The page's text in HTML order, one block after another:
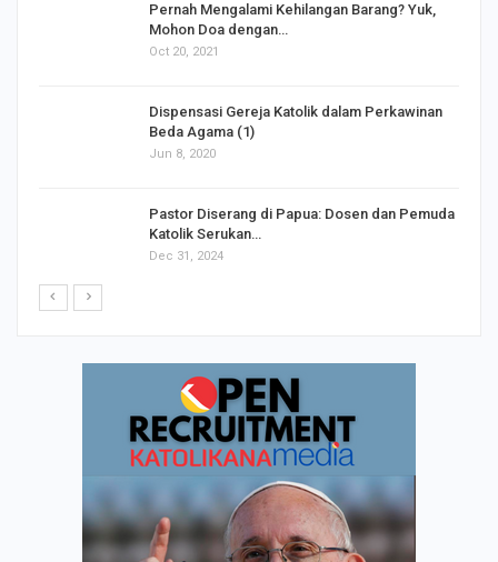
Pernah Mengalami Kehilangan Barang? Yuk,
Mohon Doa dengan…
Oct 20, 2021
Dispensasi Gereja Katolik dalam Perkawinan
Beda Agama (1)
Jun 8, 2020
Pastor Diserang di Papua: Dosen dan Pemuda
Katolik Serukan…
Dec 31, 2024